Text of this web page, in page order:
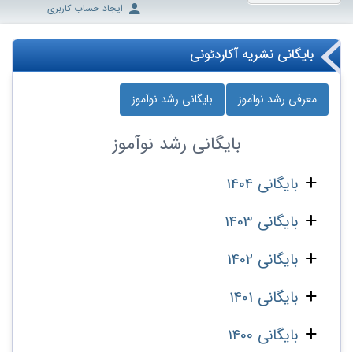
ایجاد حساب کاربری
بایگانی نشریه آکاردئونی
معرفی رشد نوآموز بایگانی رشد نوآموز
بایگانی رشد نوآموز
بایگانی 1404
بایگانی 1403
بایگانی 1402
بایگانی 1401
بایگانی 1400